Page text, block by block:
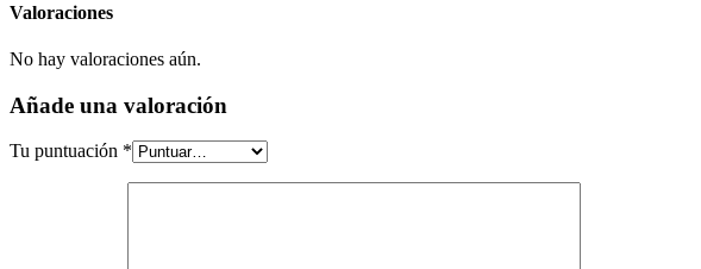
Valoraciones
No hay valoraciones aún.
Añade una valoración
Tu puntuación *